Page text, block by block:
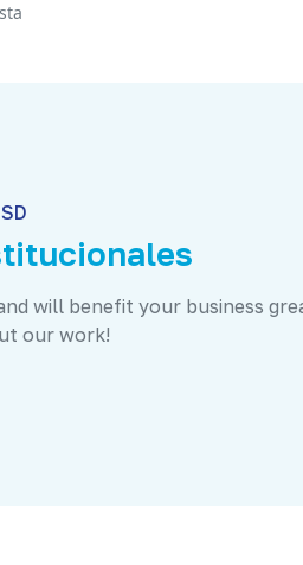
will benefit your business
our work!